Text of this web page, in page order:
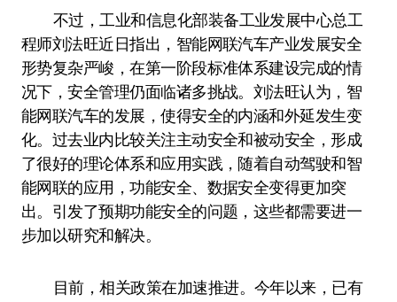
不过，工业和信息化部装备工业发展中心总工
程师刘法旺近日指出，智能网联汽车产业发展安全
形势复杂严峻，在第一阶段标准体系建设完成的情
况下，安全管理仍面临诸多挑战。刘法旺认为，智
能网联汽车的发展，使得安全的内涵和外延发生变
化。过去业内比较关注主动安全和被动安全，形成
了很好的理论体系和应用实践，随着自动驾驶和智
能网联的应用，功能安全、数据安全变得更加突
出。引发了预期功能安全的问题，这些都需要进一
步加以研究和解决。
目前，相关政策在加速推进。今年以来，已有